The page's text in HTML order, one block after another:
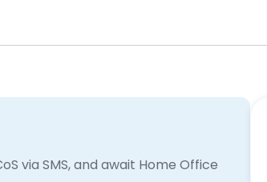
via SMS, and await Home Office